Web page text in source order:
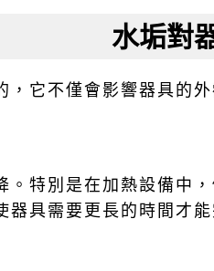
水垢對
，它不僅會影響器具的
。特別是在加熱設備中
具需要更長的時間才能